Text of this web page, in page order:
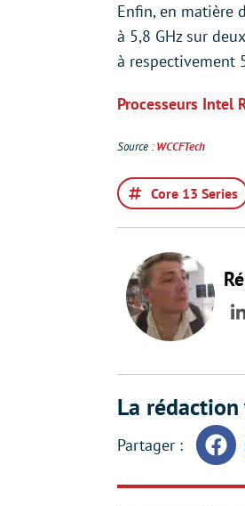
Enfin, en matière
à 5,8 GHz sur
à respectivement
Processeurs Intel
Source :WCCFTech
Core 13 Series
La